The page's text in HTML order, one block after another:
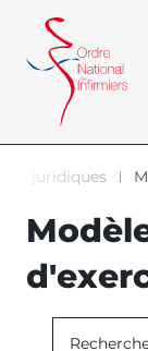
contenu
principal
d'Ariane
juridiques
page
Panneau de